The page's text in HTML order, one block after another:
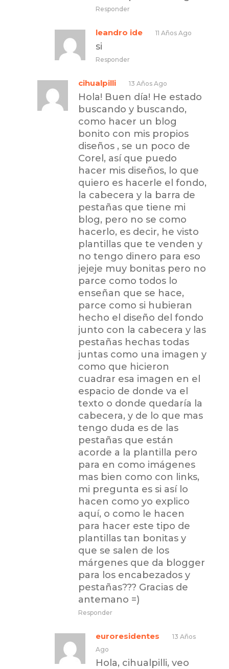
Responder
leandro ide 11 Años Ago
si
Responder
cihualpilli 13 Años Ago
Hola! Buen día! He estado
buscando y buscando,
como hacer un blog
bonito con mis propios
diseños , se un poco de
Corel, así que puedo
hacer mis diseños, lo que
quiero es hacerle el fondo,
la cabecera y la barra de
pestañas que tiene mi
blog, pero no se como
hacerlo, es decir, he visto
plantillas que te venden y
no tengo dinero para eso
jejeje muy bonitas pero no
parce como todos lo
enseñan que se hace,
parce como si hubieran
hecho el diseño del fondo
junto con la cabecera y las
pestañas hechas todas
juntas como una imagen y
como que hicieron
cuadrar esa imagen en el
espacio de donde va el
texto o donde quedaría la
cabecera, y de lo que mas
tengo duda es de las
pestañas que están
acorde a la plantilla pero
para en como imágenes
mas bien como con links,
mi pregunta es si así lo
hacen como yo explico
aquí, o como le hacen
para hacer este tipo de
plantillas tan bonitas y
que se salen de los
márgenes que da blogger
para los encabezados y
pestañas??? Gracias de
antemano =)
Responder
euroresidentes
13 Años
Ago
Hola, cihualpilli, veo